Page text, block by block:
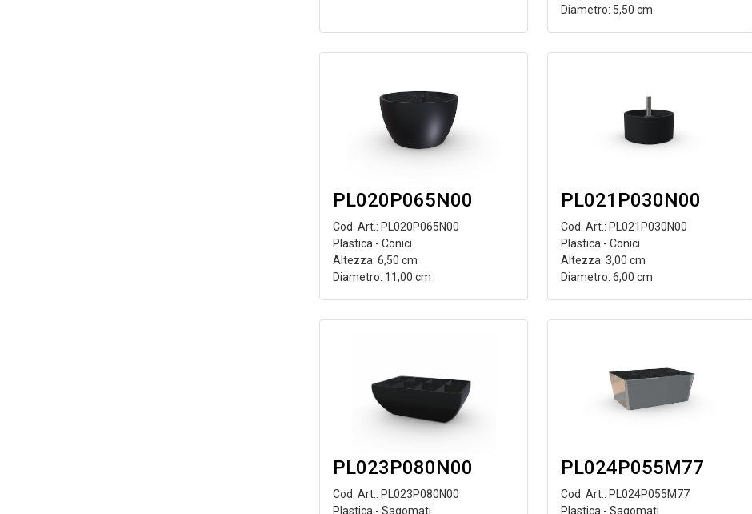
Diametro: 5,50 cm
PL020P065N00
Cod. Art.: PL020P065N00
Plastica - Conici
Altezza: 6,50 cm
Diametro: 11,00 cm
PL021P030N00
Cod. Art.: PL021P030N00
Plastica - Conici
Altezza: 3,00 cm
Diametro: 6,00 cm
PL023P080N00
Cod. Art.: PL023P080N00
Plastica - Sagomati
PL024P055M77
Cod. Art.: PL024P055M77
Plastica - Sagomati